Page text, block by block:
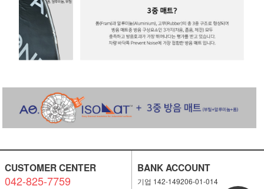
CUSTOMER CENTER
042-825-7759
BANK ACCOUNT
기업 142-149206-01-014